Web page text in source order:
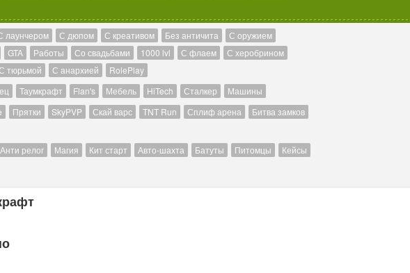
лаунчером С дюпом С креативом Без античита
С оружием
GTA Работы Со свадьбами 1000 lvl С флаем
С херобрином
тюрьмой С анархией
RolePlay
Таумкрафт Flan's Мебель HiTech Сталкер
Машины
Прятки SkyPVP Скай варс TNT Run Сплиф арена
Битва замков
Анти релог Магия Кит старт Авто-шахта Батуты Питомцы
Кейсы